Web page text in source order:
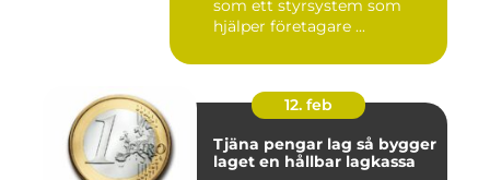
som ett styrsystem som
hjälper företagare ...
12. feb
Tjäna pengar lag så bygger
laget en hållbar lagkassa